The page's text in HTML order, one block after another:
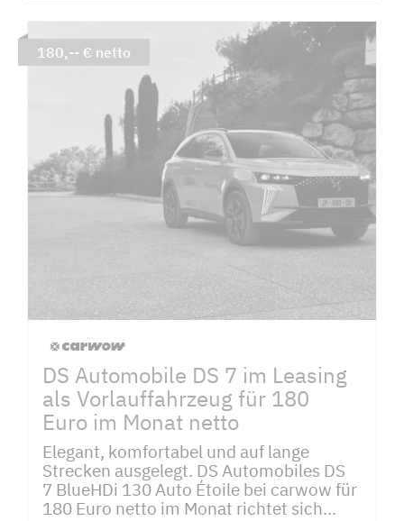
DS Automobile DS 7 im Leasing
als Vorlauffahrzeug für 180
Euro im Monat netto
Elegant, komfortabel und auf lange
Strecken ausgelegt. DS Automobiles DS
7 BlueHDi 130 Auto Étoile bei carwow für
180 Euro netto im Monat richtet sich...
180,-- € netto